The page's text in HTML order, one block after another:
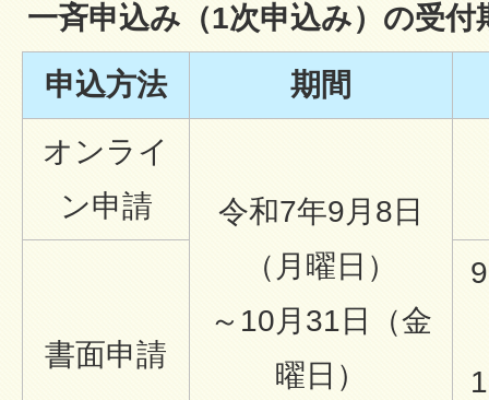
一斉申込み（1次申込み）の受付
申込方法
期間
オンライ
ン申請
令和7年9月8日
（月曜日）
～10月31日（金
曜日）
書面申請